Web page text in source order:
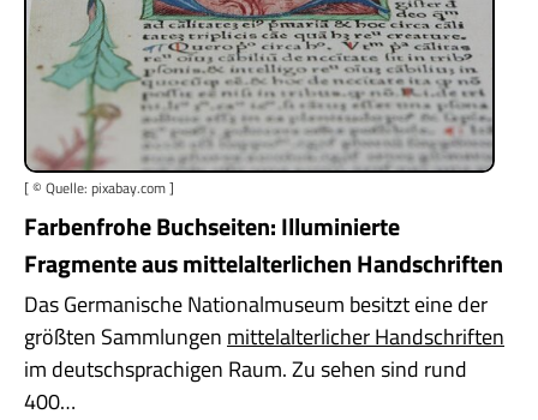
[ © Quelle: pixabay.com ]
Farbenfrohe Buchseiten: Illuminierte
Fragmente aus mittelalterlichen Handschriften
Das Germanische Nationalmuseum besitzt eine der
größten Sammlungenmittelalterlicher Handschriften
im deutschsprachigen Raum. Zu sehen sind rund
400…